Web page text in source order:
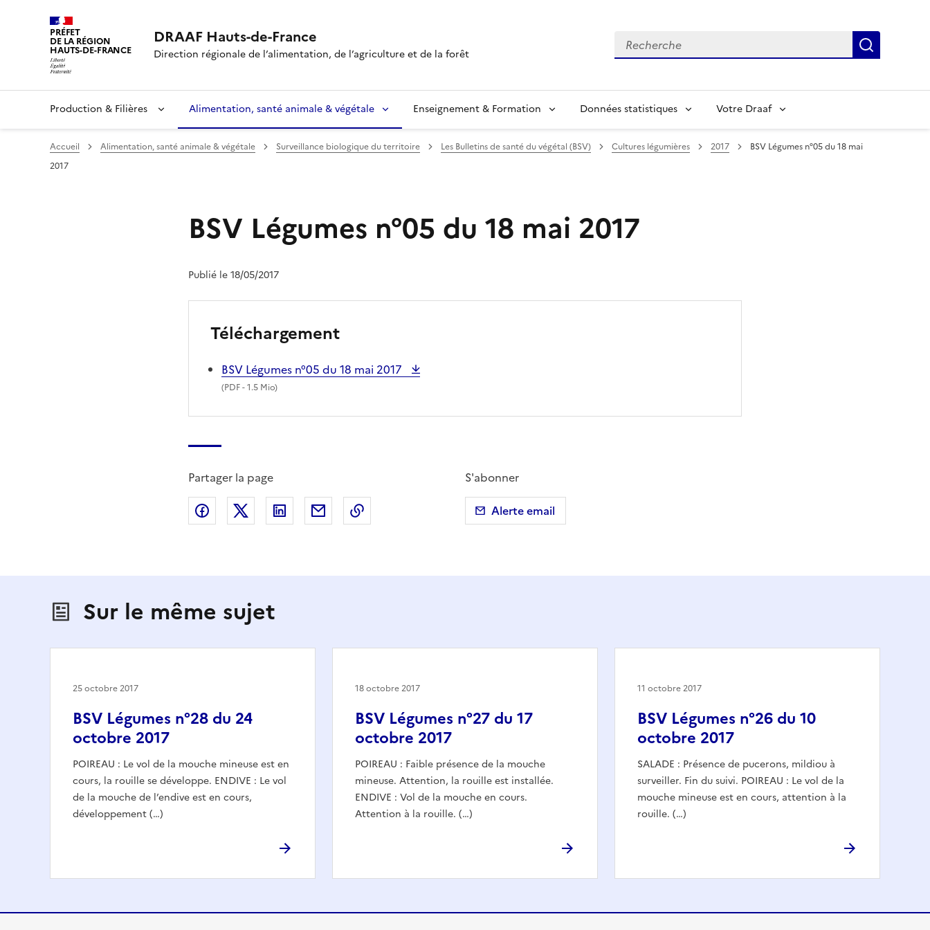
PRÉFET
DE LA RÉGION
HAUTS-DE-FRANCE
DRAAF Hauts-de-France
Direction régionale de l’alimentation, de l’agriculture et de la forêt
Recherche
Production & Filières Alimentation, santé animale & végétale Enseignement & Formation Données statistiques Votre Draaf
Accueil Alimentation, santé animale & végétale Surveillance biologique du territoire Les Bulletins de santé du végétal (BSV) Cultures légumières 2017
BSV Légumes n°05 du 18 mai
2017
BSV Légumes n°05 du 18 mai 2017
Publié le 18/05/2017
Téléchargement
BSV Légumes n°05 du 18 mai 2017
(PDF- 1.5 Mio)
Partager la page
Partager sur Facebook
Partager sur X (anciennement Twitter)
Partager sur LinkedIn
Partager par emailCopier dans le presse-papier
S'abonner
Alerte email
Sur le même sujet
BSV Légumes n°28 du 24
octobre 2017
POIREAU : Le vol de la mouche mineuse est en
cours, la rouille se développe. ENDIVE : Le vol
de la mouche de l’endive est en cours,
développement (…)
25 octobre 2017
BSV Légumes n°27 du 17
octobre 2017
POIREAU : Faible présence de la mouche
mineuse. Attention, la rouille est installée.
ENDIVE : Vol de la mouche en cours.
Attention à la rouille. (…)
18 octobre 2017
BSV Légumes n°26 du 10
octobre 2017
SALADE : Présence de pucerons, mildiou à
surveiller. Fin du suivi. POIREAU : Le vol de la
mouche mineuse est en cours, attention à la
rouille. (…)
11 octobre 2017